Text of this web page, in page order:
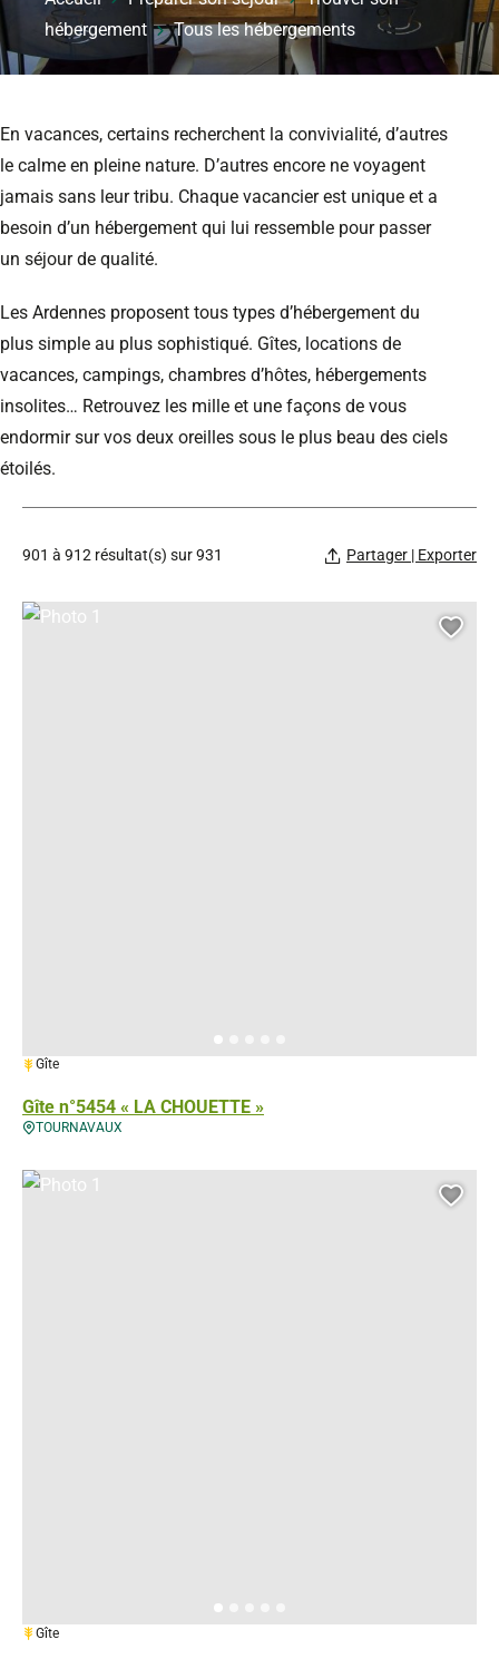
hébergement
Tous les hébergements
En vacances, certains recherchent la convivialité, d’autres
le calme en pleine nature. D’autres encore ne voyagent
jamais sans leur tribu. Chaque vacancier est unique et a
besoin d’un hébergement qui lui ressemble pour passer
un séjour de qualité.
Les Ardennes proposent tous types d’hébergement du
plus simple au plus sophistiqué. Gîtes, locations de
vacances, campings, chambres d’hôtes, hébergements
insolites… Retrouvez les mille et une façons de vous
endormir sur vos deux oreilles sous le plus beau des ciels
étoilés.
901 à 912 résultat(s) sur 931 Partager | Exporter
Gîte n°5454 « LA CHOUETTE »
1 épi
Gîte
TOURNAVAUX
Photo 1, © Gérés
1 épi
Gîte
Photo 1, © Gérés